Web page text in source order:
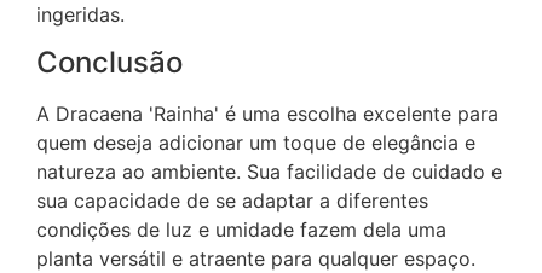
ingeridas.
Conclusão
A Dracaena 'Rainha' é uma escolha excelente para
quem deseja adicionar um toque de elegância e
natureza ao ambiente. Sua facilidade de cuidado e
sua capacidade de se adaptar a diferentes
condições de luz e umidade fazem dela uma
planta versátil e atraente para qualquer espaço.